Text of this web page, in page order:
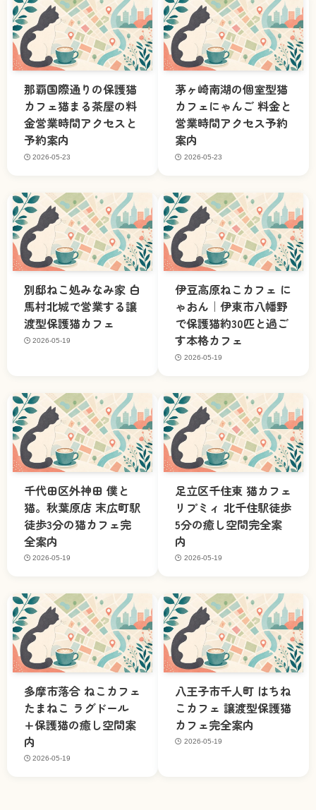
那覇国際通りの保護猫
カフェ猫まる茶屋の料
金営業時間アクセスと
予約案内
2026-05-23
茅ヶ崎南湖の個室型猫
カフェにゃんご 料金と
営業時間アクセス予約
案内
2026-05-23
別邸ねこ処みなみ家 白
馬村北城で営業する譲
渡型保護猫カフェ
2026-05-19
伊豆高原ねこカフェ に
ゃおん｜伊東市八幡野
で保護猫約30匹と過ご
す本格カフェ
2026-05-19
千代田区外神田 僕と
猫。秋葉原店 末広町駅
徒歩3分の猫カフェ完
全案内
2026-05-19
足立区千住東 猫カフェ
リプミィ 北千住駅徒歩
5分の癒し空間完全案
内
2026-05-19
多摩市落合 ねこカフェ
たまねこ ラグドール
+保護猫の癒し空間案
内
2026-05-19
八王子市千人町 はちね
こカフェ 譲渡型保護猫
カフェ完全案内
2026-05-19